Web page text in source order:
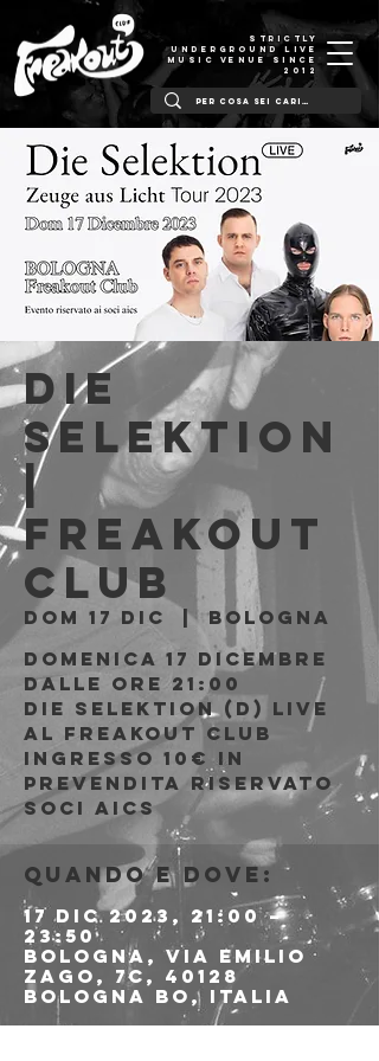
STRICTLY
UNDERGROUND LIVE
MUSIC VENUE SINCE
2012
Die
Selektion
|
Freakout
Club
dom 17 dic
  |
Bologna
Domenica 17 Dicembre
Dalle ore 21:00
Die Selektion (D) live
al Freakout Club
Ingresso 10€ in
prevendita riservato
soci AICS
Quando e dove:
17 dic 2023, 21:00 –
23:50
Bologna, Via Emilio
Zago, 7c, 40128
Bologna BO, Italia